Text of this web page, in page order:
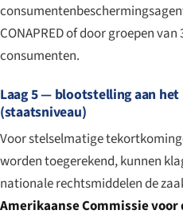
CONAPRED of door groepen
consumenten.
Laag 5 — blootstelling aan
(staatsniveau)
Voor stelselmatige
worden toegerekend, kunnen
nationale rechtsmiddelen de
Amerikaanse Commissie voor